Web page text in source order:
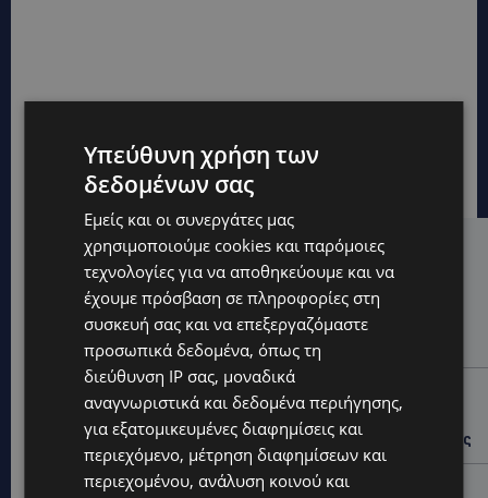
Hot this week
UPDATES
ΕΤΟΙΜΑΣΤΕΙΤΕ ΓΙΑ ΚΑΘΥΣΤΕΡΗΣΕΙΣ: Κλειστή λωρίδα
στον αυτοκινητόδρομο Αμμοχώστου – Λάρνακας
ΙΣΑΑΚ-ΣΟΛΩΜΟΥ: Κλείνουν συμβολικά οδοφράγματα
την Παρασκευή – Πού και τι ώρα θα γίνουν οι δράσεις
UPDATES
Υπεύθυνη χρήση των
δεδομένων σας
Εμείς και οι συνεργάτες μας
χρησιμοποιούμε cookies και παρόμοιες
τεχνολογίες για να αποθηκεύουμε και να
έχουμε πρόσβαση σε πληροφορίες στη
συσκευή σας και να επεξεργαζόμαστε
προσωπικά δεδομένα, όπως τη
διεύθυνση IP σας, μοναδικά
αναγνωριστικά και δεδομένα περιήγησης,
για εξατομικευμένες διαφημίσεις και
περιεχόμενο, μέτρηση διαφημίσεων και
περιεχομένου, ανάλυση κοινού και